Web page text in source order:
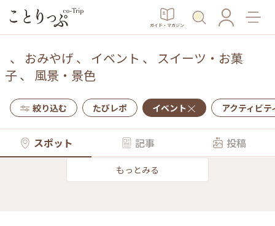
ガイド・マガジン
、 おみやげ 、 イベント 、 スイーツ・お菓
子、 風景・景色
絞り込む たびレポ イベント アクティビテ
スポット 記事 投稿
もっとみる